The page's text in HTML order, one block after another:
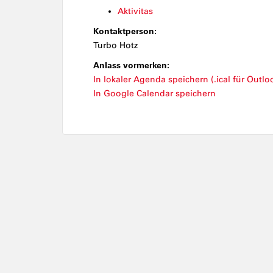
Aktivitas
Kontaktperson:
Turbo Hotz
Anlass vormerken:
In lokaler Agenda speichern (.ical für
In Google Calendar speichern